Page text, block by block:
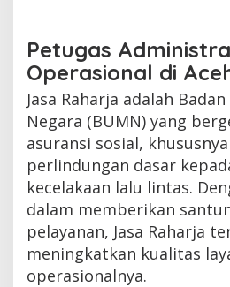
Petugas
Operasional di
Jasa Raharja adalah
Negara (BUMN) yang
asuransi sosial,
perlindungan dasar
kecelakaan lalu lintas.
dalam memberikan
pelayanan, Jasa Raharja
meningkatkan kualitas
operasionalnya.